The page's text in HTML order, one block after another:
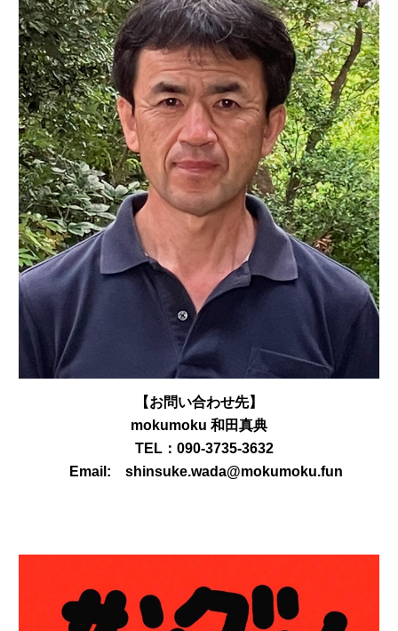
【お問い合わせ先】
mokumoku 和田真典
TEL：090-3735-3632
Email: shinsuke.wada@mokumoku.fun